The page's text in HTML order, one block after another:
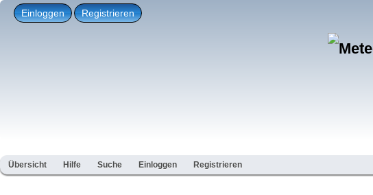
Einloggen Registrieren
Übersicht Hilfe Suche Einloggen Registrieren